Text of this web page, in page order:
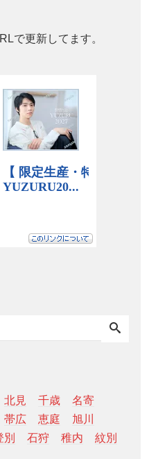
で更新してます。
北見 千歳
名寄
帯広 恵庭
旭川
別 石狩 稚内
紋別